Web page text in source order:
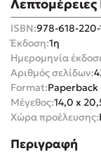
Λεπτομέρειες
ISBN:978-618-220-
Έκδοση:1η
Ημερομηνία
Αριθμός σελίδων:
Format:Paperback
Μέγεθος:14,0 x
Χώρα προέλευσης:
Περιγραφή